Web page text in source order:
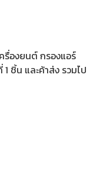
รื่องยนต์ กรองแอร์
ชิ้น และค้าส่ง รวมไป